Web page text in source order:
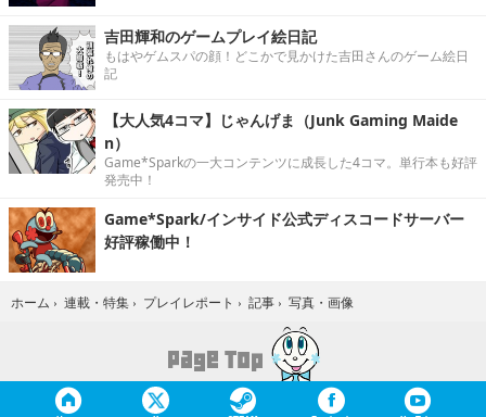
吉田輝和のゲームプレイ絵日記
もはやゲムスパの顔！どこかで見かけた吉田さんのゲーム絵日
記
【大人気4コマ】じゃんげま（Junk Gaming Maide
n）
Game*Sparkの一大コンテンツに成長した4コマ。単行本も好評
発売中！
Game*Spark/インサイド公式ディスコードサーバー
好評稼働中！
ホーム › 連載・特集 › プレイレポート › 記事 › 写真・画像